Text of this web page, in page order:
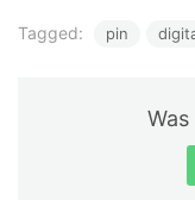
Tagged: pin